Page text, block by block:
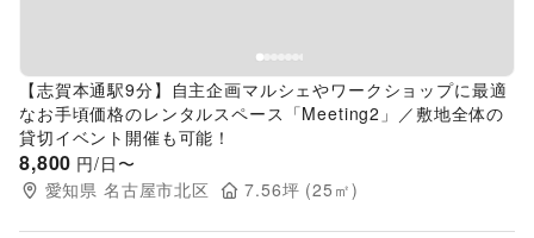
【志賀本通駅9分】自主企画マルシェやワークショップに最適
なお手頃価格のレンタルスペース「Meeting2」／敷地全体の
貸切イベント開催も可能！
8,800 円/日〜
愛知県 名古屋市北区 7.56坪 (25 ㎡)